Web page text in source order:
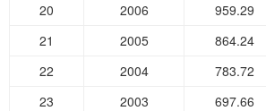
20
2006 959.29
21
2005 864.24
22
2004 783.72
23
2003 697.66